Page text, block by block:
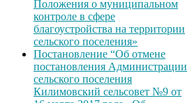
Положения о муниципальном
контроле в сфере
благоустройства на территории
сельского поселения»
Постановление “Об отмене
постановления Администрации
сельского поселения
Килимовский сельсовет №9 от